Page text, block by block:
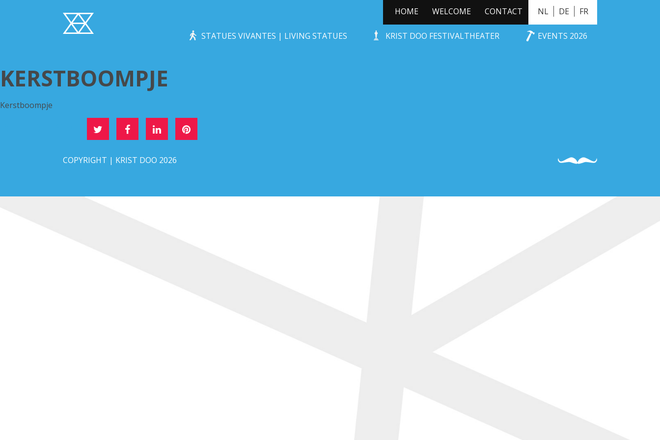
NL DE FR
HOME WELCOME CONTACT
STATUES VIVANTES | LIVING STATUES KRIST DOO FESTIVALTHEATER EVENTS 2026
KERSTBOOMPJE
KERSTBOOMPJE
Kerstboompje
COPYRIGHT | KRIST DOO 2026